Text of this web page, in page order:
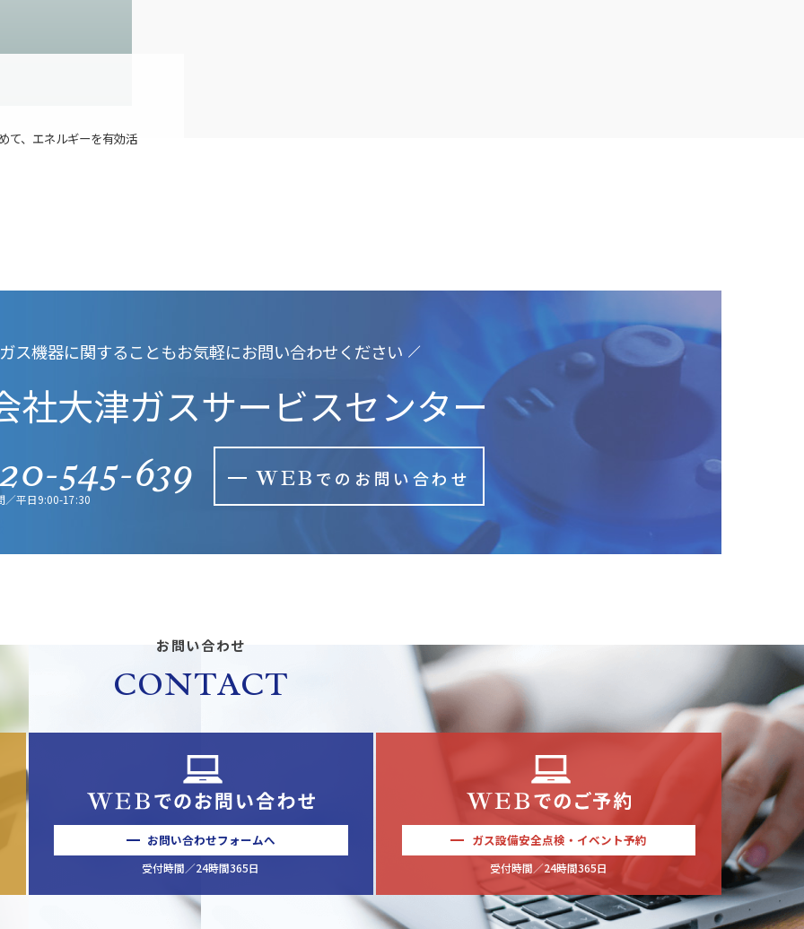
て、エネルギーを有効活
ガス機器に関することもお気軽にお問い合わせください
社大津ガスサービスセンター
545-639
／平日9:00-17:30
WEB でのお問い合わせ
お問い合わせ
CONTACT
お問い合わせフォームへ
受付時間／24時間365日
ガス設備安全点検・イベント予約
受付時間／24時間365日